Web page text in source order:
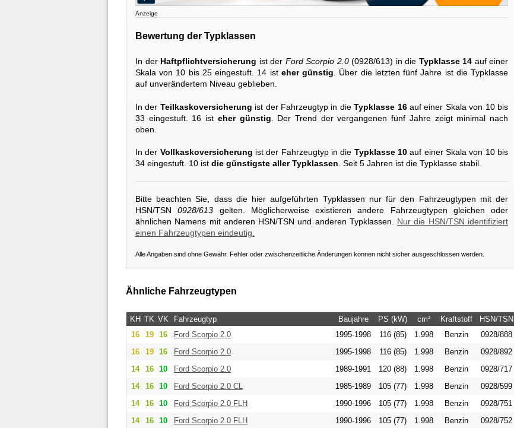
Anzeige
Bewertung der Typklassen
In der Haftpflichtversicherung ist der Ford Scorpio 2.0(0928/613) in die Typklasse 14 auf einer
Skala von 10 bis 25 eingestuft. 14 ist eher günstig . Über die letzten fünf Jahre ist die Typklasse
auf unverändertem Niveau geblieben.
In der Teilkaskoversicherung ist der Fahrzeugtyp in dieTypklasse 16auf einer Skala von 10 bis
33 eingestuft. 16 ist eher günstig . Der Trend der vergangenen fünf Jahre zeigt minimal nach
oben.
In der Vollkaskoversicherung ist der Fahrzeugtyp in die Typklasse 10 auf einer Skala von 10 bis
34 eingestuft. 10 ist die günstigste aller Typklassen. Seit 5 Jahren ist die Typklasse stabil.
Bitte beachten Sie, dass die hier aufgeführten Typklassen nur für den Fahrzeugtypen mit der
HSN/TSN0928/613 gelten. Möglicherweise existieren andere Fahrzeugtypen gleichen oder
ähnlichen Namens mit anderen HSN/TSN und anderen Typklassen. Nur die HSN/TSN identifiziert
einen Fahrzeugtypen eindeutig.
Alle Angaben sind ohne Gewähr. Fehler oder zwischenzeitliche Änderungen können nicht sicher ausgeschlossen werden.
Ähnliche Fahrzeugtypen
KH TK VK Fahrzeugtyp Baujahre PS (kW) cm³ Kraftstoff
HSN/TSN
16
19 16 Ford Scorpio 2.0 1995-1998 116 (85) 1.998 Benzin
0928/888
16
19 16 Ford Scorpio 2.0 1995-1998 116 (85) 1.998 Benzin
0928/892
14
16 10 Ford Scorpio 2.0 1989-1991 120 (88) 1.998 Benzin
0928/717
14
16 10 Ford Scorpio 2.0 CL 1985-1989 105 (77) 1.998 Benzin
0928/599
14
16 10 Ford Scorpio 2.0 FLH 1990-1996 105 (77) 1.998 Benzin
0928/751
14
16 10 Ford Scorpio 2.0 FLH 1990-1996 105 (77) 1.998 Benzin 0928/752